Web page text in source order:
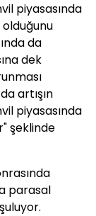
piyasasında
olduğunu
da
dek
artışın
piyasasında
şeklinde
parasal